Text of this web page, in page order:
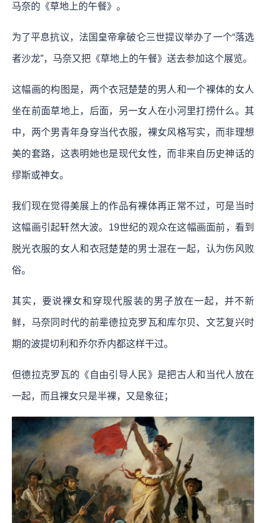
马奈的《草地上的午餐》。
为了平息抗议，法国皇帝拿破仑三世提议举办了一个“落选
者沙龙”，马奈又把《草地上的午餐》送去参加这个展览。
这幅画的构图是，两个衣冠楚楚的男人和一个裸体的女人
坐在前面草地上，后面，另一女人在小河里打捞什么。其
中，两个男青年身穿当代衣服，裸女风格写实，而非理想
美的套路，这表明她也是现代女性，而非来自历史神话的
缪斯或神女。
我们现在觉得美展上的作品有裸体再正常不过，可是当时
这幅画引起轩然大波。19世纪的观众在这幅画面前，看到
脱光衣服的女人和衣冠楚楚的男士混在一起，认为伤风败
俗。
其实，要说裸女和穿现代服装的男子放在一起，并不新
鲜，马奈同时代的前辈德拉克罗瓦和库尔贝、文艺复兴时
期的波提切利和乔尔乔内都这样干过。
但德拉克罗瓦的《自由引导人民》是把古人和当代人放在
一起，而且裸女只是半裸，又是象征；